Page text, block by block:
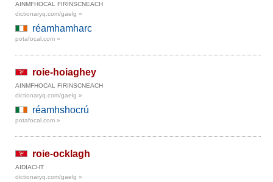
AINMFHOCAL FIRINSCNEACH
dictionaryq.com/gaelg »
réamhamharc
potafocal.com »
roie-hoiaghey
AINMFHOCAL FIRINSCNEACH
dictionaryq.com/gaelg »
réamhshocrú
potafocal.com »
roie-ocklagh
AIDIACHT
dictionaryq.com/gaelg »